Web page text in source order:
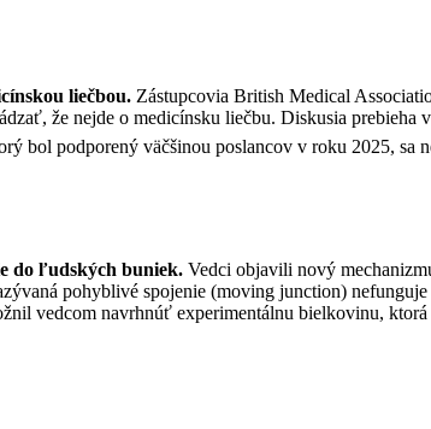
liečbou. Zástupcovia British Medical
že nejde o medicínsku liečbu. Diskusia
bol podporený väčšinou poslancov v roku 2025,
do ľudských buniek. Vedci objavili nový
pohyblivé spojenie (moving junction)
vedcom navrhnúť experimentálnu bielkovinu,